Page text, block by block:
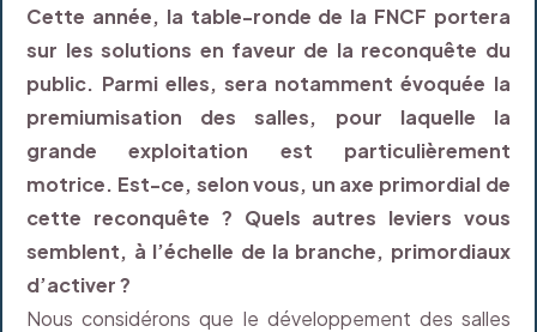
Cette année, la table-ronde de la FNCF portera
sur les solutions en faveur de la reconquête du
public. Parmi elles, sera notamment évoquée la
premiumisation des salles, pour laquelle la
grande exploitation est particulièrement
motrice. Est-ce, selon vous, un axe primordial de
cette reconquête ? Quels autres leviers vous
semblent, à l’échelle de la branche, primordiaux
d’activer ?
Nous considérons que le développement des salles